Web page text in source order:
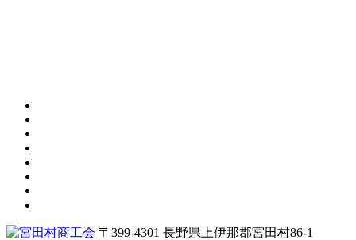
〒399-4301 長野県上伊那郡宮田村86-1